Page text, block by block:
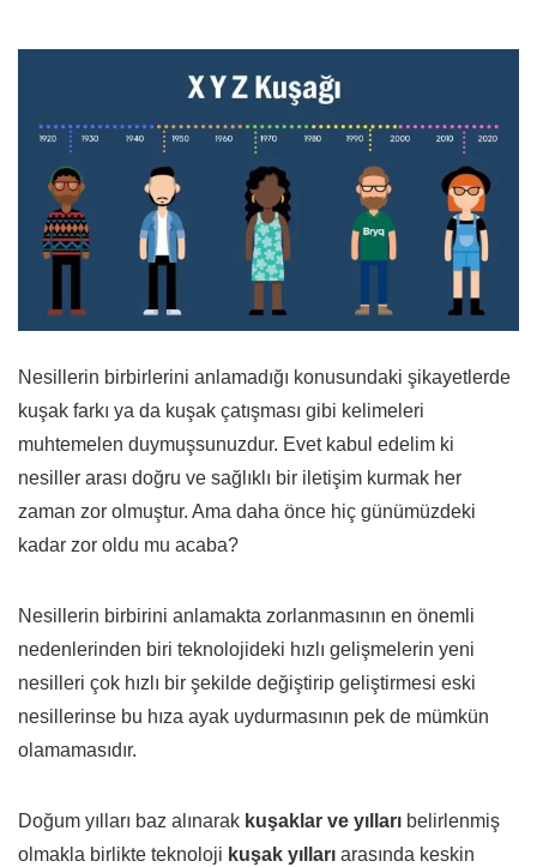
Nesillerin birbirlerini anlamadığı konusundaki şikayetlerde
kuşak farkı ya da kuşak çatışması gibi kelimeleri
muhtemelen duymuşsunuzdur. Evet kabul edelim ki
nesiller arası doğru ve sağlıklı bir iletişim kurmak her
zaman zor olmuştur. Ama daha önce hiç günümüzdeki
kadar zor oldu mu acaba?
Nesillerin birbirini anlamakta zorlanmasının en önemli
nedenlerinden biri teknolojideki hızlı gelişmelerin yeni
nesilleri çok hızlı bir şekilde değiştirip geliştirmesi eski
nesillerinse bu hıza ayak uydurmasının pek de mümkün
olamamasıdır.
Doğum yılları baz alınarak kuşaklar ve yılları belirlenmiş
olmakla birlikte teknoloji kuşak yılları arasında keskin